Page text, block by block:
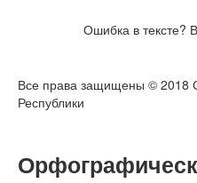
Ошибка в тексте?
Все права защищены © 2018
Республики